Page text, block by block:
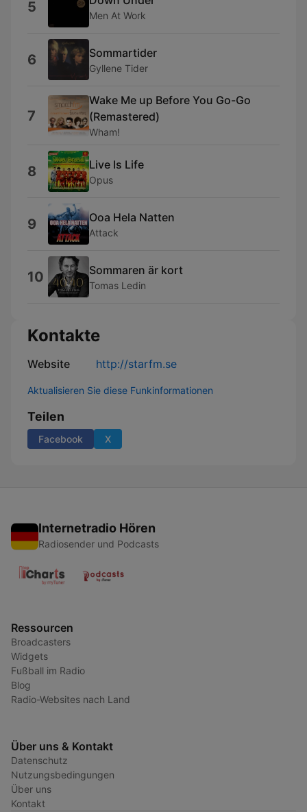
5 Men At Work
6 Sommartider
Gyllene Tider
7
Wake Me up Before You Go-Go
(Remastered)
Wham!
8 Live Is Life
Opus
9 Ooa Hela Natten
Attack
10 Sommaren är kort
Tomas Ledin
Kontakte
Website http://starfm.se
Aktualisieren Sie diese Funkinformationen
Teilen
Facebook X
Internetradio Hören
Radiosender und Podcasts
Ressourcen
Broadcasters
Widgets
Fußball im Radio
Blog
Radio-Websites nach Land
Über uns & Kontakt
Datenschutz
Nutzungsbedingungen
Über uns
Kontakt